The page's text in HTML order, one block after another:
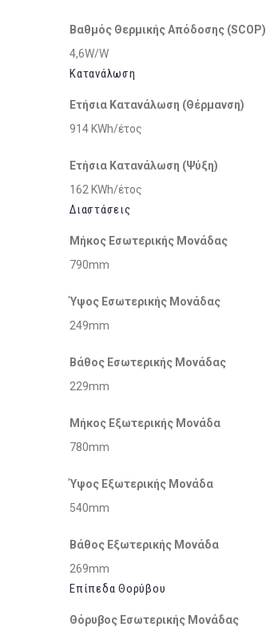
Βαθμός Θερμικής Απόδοσης (SCOP)
4,6W/W
Κατανάλωση
Ετήσια Κατανάλωση (Θέρμανση)
914 KWh/έτος
Ετήσια Κατανάλωση (Ψύξη)
162 KWh/έτος
Διαστάσεις
Μήκος Εσωτερικής Μονάδας
790mm
Ύψος Εσωτερικής Μονάδας
249mm
Βάθος Εσωτερικής Μονάδας
229mm
Μήκος Εξωτερικής Μονάδα
780mm
Ύψος Εξωτερικής Μονάδα
540mm
Βάθος Εξωτερικής Μονάδα
269mm
Επίπεδα Θορύβου
Θόρυβος Εσωτερικής Μονάδας